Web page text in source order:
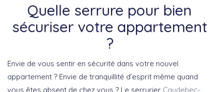
Quelle serrure pour bien
sécuriser votre appartement
?
Envie de vous sentir en sécurité dans votre nouvel
appartement ? Envie de tranquillité d’esprit même quand
vous êtes absent de chez vous ? Le serrurier Caudebec-